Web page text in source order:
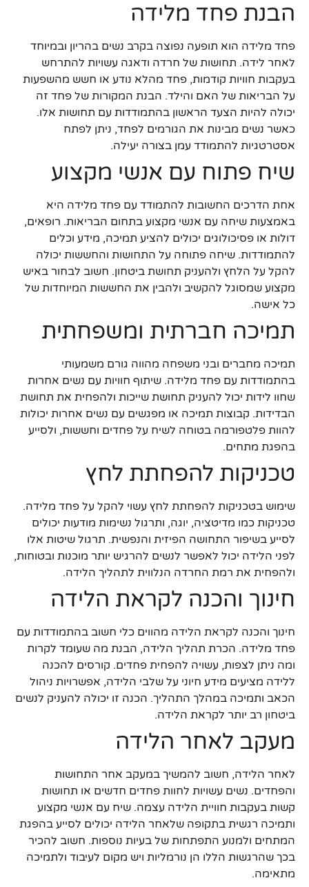
הבנת פחד מלידה
פחד מלידה הוא תופעה נפוצה בקרב נשים בהריון ובמיוחד
לאחר לידה. תחושות של חרדה ודאגה עשויות להתרחש
בעקבות חוויות קודמות, פחד מהלא נודע או חשש מהשפעות
על הבריאות של האם והילד. הבנת המקורות של פחד זה
יכולה להיות הצעד הראשון בהתמודדות עם תחושות אלו.
כאשר נשים מבינות את הגורמים לפחד, ניתן לפתח
אסטרטגיות להתמודד עמן בצורה יעילה.
שיח פתוח עם אנשי מקצוע
אחת הדרכים החשובות להתמודד עם פחד מלידה היא
באמצעות שיחה עם אנשי מקצוע בתחום הבריאות. רופאים,
דולות או פסיכולוגים יכולים להציע תמיכה, מידע וכלים
להתמודדות. שיחה פתוחה על התחושות והחששות יכולה
להקל על הלחץ ולהעניק תחושת ביטחון. חשוב לבחור באיש
מקצוע שמסוגל להקשיב ולהבין את החששות המיוחדות של
כל אישה.
תמיכה חברתית ומשפחתית
תמיכה מחברים ובני משפחה מהווה גורם משמעותי
בהתמודדות עם פחד מלידה. שיתוף חוויות עם נשים אחרות
שחוו לידות יכול להעניק תחושת שייכות ולהפחית את תחושת
הבדידות. קבוצות תמיכה או מפגשים עם נשים אחרות יכולות
להוות פלטפורמה בטוחה לשיח על פחדים וחששות, ולסייע
בהפגת מתחים.
טכניקות להפחתת לחץ
שימוש בטכניקות להפחתת לחץ עשוי להקל על פחד מלידה.
טכניקות כמו מדיטציה, יוגה, ותרגול נשימות מודעות יכולים
לסייע בשיפור התחושה הפיזית והנפשית. תרגול שיטות אלו
לפני הלידה יכול לאפשר לנשים להרגיש יותר מוכנות ובטוחות,
ולהפחית את רמת החרדה הנלווית לתהליך הלידה.
חינוך והכנה לקראת הלידה
חינוך והכנה לקראת הלידה מהווים כלי חשוב בהתמודדות עם
פחד מלידה. הכרת תהליך הלידה, הבנת מה שעומד לקרות
ומה ניתן לצפות, עשויה להפחית פחדים. קורסים להכנה
ללידה מציעים מידע חיוני על שלבי הלידה, אפשרויות ניהול
הכאב ותמיכה במהלך התהליך. הכנה זו יכולה להעניק לנשים
ביטחון רב יותר לקראת הלידה.
מעקב לאחר הלידה
לאחר הלידה, חשוב להמשיך במעקב אחר התחושות
והפחדים. נשים עשויות לחוות פחדים חדשים או תחושות
קשות בעקבות חוויית הלידה עצמה. שיח עם אנשי מקצוע
ותמיכה רגשית בתקופה שלאחר הלידה יכולים לסייע בהפגת
המתחים ולמנוע התפתחות של בעיות נוספות. חשוב להכיר
בכך שהרגשות הללו הן נורמליות ויש מקום לעיבוד ולתמיכה
מתאימה.